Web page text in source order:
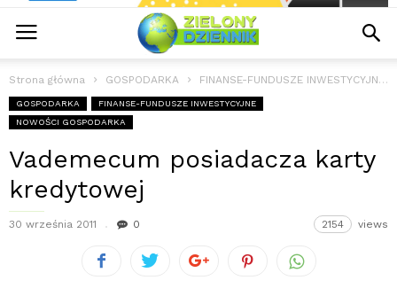
Strona główna GOSPODARKA FINANSE-FUNDUSZE INWESTYCYJNE
GOSPODARKA
FINANSE-FUNDUSZE INWESTYCYJNE
NOWOŚCI GOSPODARKA
Vademecum posiadacza karty
kredytowej
30 września 2011 0 2154 views